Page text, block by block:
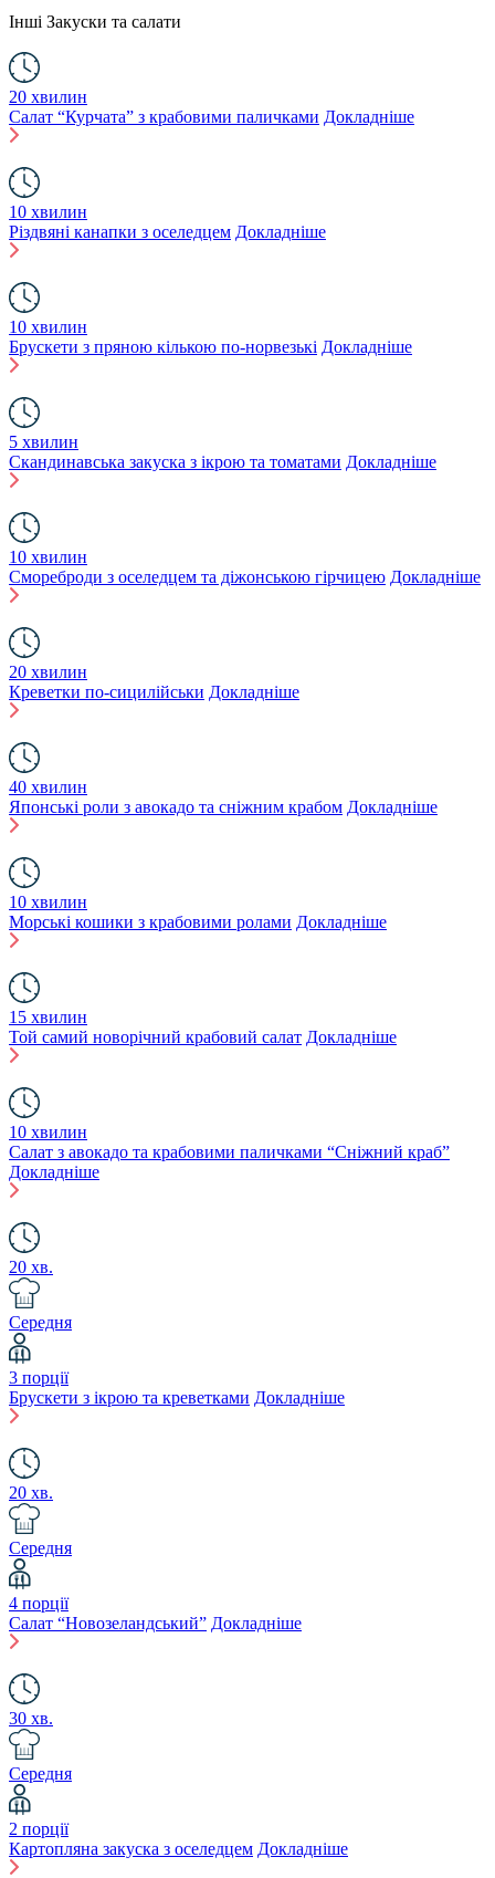
Інші Закуски та салати
20 хвилин
Салат “Курчата” з крабовими паличками Докладніше
10 хвилин
Різдвяні канапки з оселедцем Докладніше
10 хвилин
Брускети з пряною кількою по-норвезькі Докладніше
5 хвилин
Скандинавська закуска з ікрою та томатами Докладніше
10 хвилин
Смореброди з оселедцем та діжонською гірчицею Докладніше
20 хвилин
Креветки по-сицилійськи Докладніше
40 хвилин
Японські роли з авокадо та сніжним крабом Докладніше
10 хвилин
Морські кошики з крабовими ролами Докладніше
15 хвилин
Той самий новорічний крабовий салат Докладніше
10 хвилин
Салат з авокадо та крабовими паличками “Сніжний краб”
Докладніше
20 хв.
Середня
3 порції
Брускети з ікрою та креветками Докладніше
20 хв.
Середня
4 порції
Салат “Новозеландський” Докладніше
30 хв.
Середня
2 порції
Картопляна закуска з оселедцем Докладніше